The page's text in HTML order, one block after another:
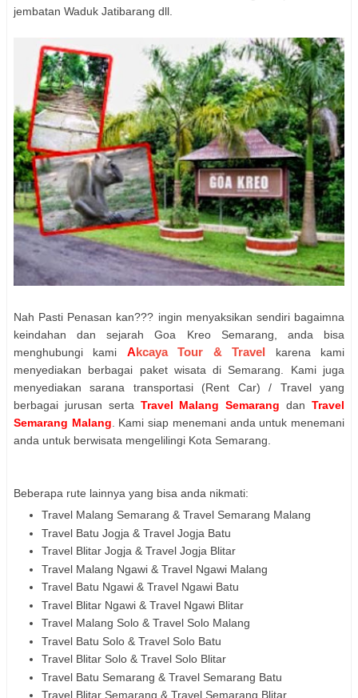
jembatan Waduk Jatibarang dll.
Nah Pasti Penasan kan??? ingin menyaksikan sendiri bagaimna
keindahan dan sejarah Goa Kreo Semarang, anda bisa
menghubungi kami
Akcaya Tour & Travel
karena kami
menyediakan berbagai paket wisata di Semarang. Kami juga
menyediakan sarana transportasi (Rent Car) / Travel yang
berbagai jurusan serta Travel Malang Semarangdan Travel
Semarang Malang . Kami siap menemani anda untuk menemani
anda untuk berwisata mengelilingi Kota Semarang.
Beberapa rute lainnya yang bisa anda nikmati:
Travel Malang Semarang & Travel Semarang Malang
Travel Batu Jogja & Travel Jogja Batu
Travel Blitar Jogja & Travel Jogja Blitar
Travel Malang Ngawi & Travel Ngawi Malang
Travel Batu Ngawi & Travel Ngawi Batu
Travel Blitar Ngawi & Travel Ngawi Blitar
Travel Malang Solo & Travel Solo Malang
Travel Batu Solo & Travel Solo Batu
Travel Blitar Solo & Travel Solo Blitar
Travel Batu Semarang & Travel Semarang Batu
Travel Blitar Semarang & Travel Semarang Blitar